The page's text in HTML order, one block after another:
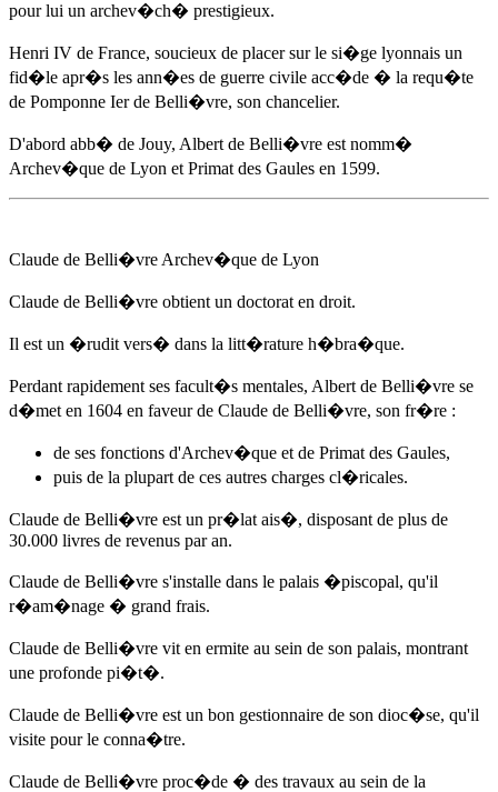
pour lui un archev�ch� prestigieux.
Henri IV de France, soucieux de placer sur le si�ge lyonnais un
fid�le apr�s les ann�es de guerre civile acc�de � la requ�te
de Pomponne Ier de Belli�vre, son chancelier.
D'abord abb� de Jouy, Albert de Belli�vre est nomm�
Archev�que de Lyon et Primat des Gaules en 1599.
Claude de Belli�vre Archev�que de Lyon
Claude de Belli�vre obtient un doctorat en droit.
Il est un �rudit vers� dans la litt�rature h�bra�que.
Perdant rapidement ses facult�s mentales, Albert de Belli�vre se
d�met en 1604 en faveur de Claude de Belli�vre, son fr�re :
de ses fonctions d'Archev�que et de Primat des Gaules,
puis de la plupart de ces autres charges cl�ricales.
Claude de Belli�vre est un pr�lat ais�, disposant de plus de
30.000 livres de revenus par an.
Claude de Belli�vre s'installe dans le palais �piscopal, qu'il
r�am�nage � grand frais.
Claude de Belli�vre vit en ermite au sein de son palais, montrant
une profonde pi�t�.
Claude de Belli�vre est un bon gestionnaire de son dioc�se, qu'il
visite pour le conna�tre.
Claude de Belli�vre proc�de � des travaux au sein de la